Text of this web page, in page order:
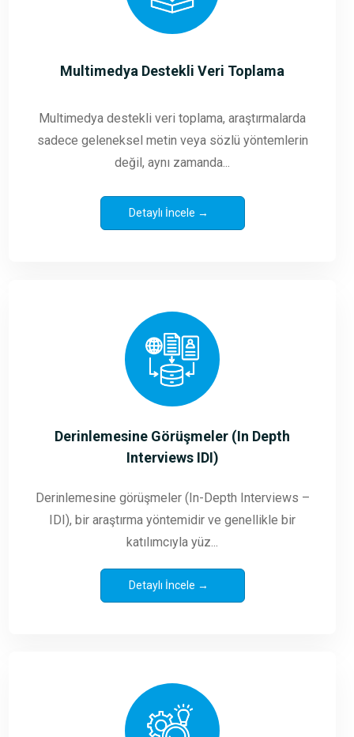
Multimedya Destekli Veri Toplama
Multimedya destekli veri toplama, araştırmalarda
sadece geleneksel metin veya sözlü yöntemlerin
değil, aynı zamanda...
Detaylı İncele →
Derinlemesine Görüşmeler (In Depth
Interviews IDI)
Derinlemesine görüşmeler (In-Depth Interviews –
IDI), bir araştırma yöntemidir ve genellikle bir
katılımcıyla yüz...
Detaylı İncele →